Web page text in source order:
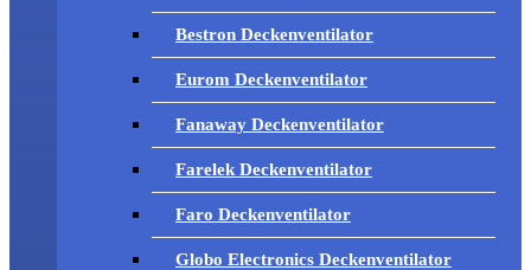
Bestron Deckenventilator
Eurom Deckenventilator
Fanaway Deckenventilator
Farelek Deckenventilator
Faro Deckenventilator
Globo Electronics Deckenventilator